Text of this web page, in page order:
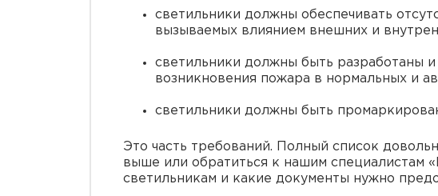
светильники должны обеспечивать
вызываемых влиянием внешних и
светильники должны быть разработаны
возникновения пожара в нормальных и
светильники должны быть
Это часть требований. Полный список
выше или обратиться к нашим специалистам
светильникам и какие документы нужно